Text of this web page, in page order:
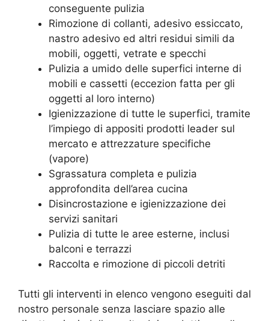
conseguente pulizia
Rimozione di collanti, adesivo essiccato,
nastro adesivo ed altri residui simili da
mobili, oggetti, vetrate e specchi
Pulizia a umido delle superfici interne di
mobili e cassetti (eccezion fatta per gli
oggetti al loro interno)
Igienizzazione di tutte le superfici, tramite
l’impiego di appositi prodotti leader sul
mercato e attrezzature specifiche
(vapore)
Sgrassatura completa e pulizia
approfondita dell’area cucina
Disincrostazione e igienizzazione dei
servizi sanitari
Pulizia di tutte le aree esterne, inclusi
balconi e terrazzi
Raccolta e rimozione di piccoli detriti
Tutti gli interventi in elenco vengono eseguiti dal
nostro personale senza lasciare spazio alle